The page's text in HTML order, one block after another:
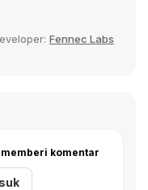
Fennec Labs
komentar